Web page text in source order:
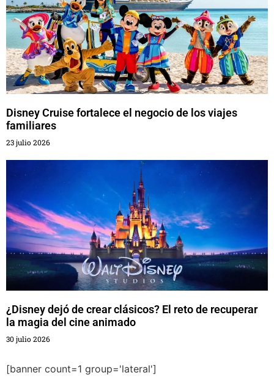
Disney Cruise fortalece el negocio de los viajes
familiares
23 julio 2026
¿Disney dejó de crear clásicos? El reto de recuperar
la magia del cine animado
30 julio 2026
[banner count=1 group='lateral']